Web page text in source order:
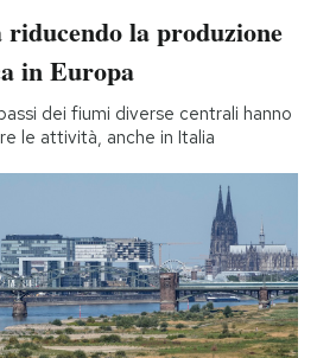
la produzione
in Europa
dei fiumi diverse centrali hanno
le attività, anche in Italia